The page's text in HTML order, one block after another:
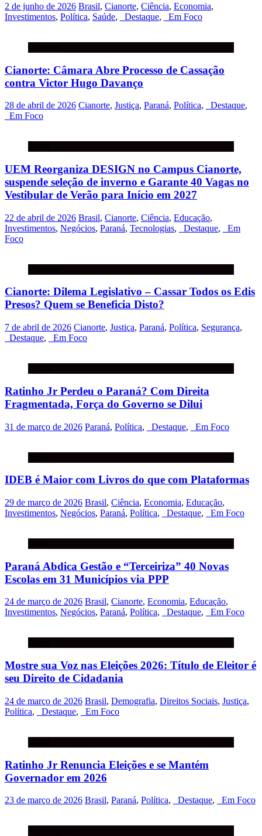
2 de junho de 2026 Brasil, Cianorte, Ciência, Economia,
Investimentos, Política, Saúde, _Destaque, _Em Foco
Cianorte: Câmara Abre Processo de Cassação
contra Victor Hugo Davanço
28 de abril de 2026 Cianorte, Justiça, Paraná, Política, _Destaque,
_Em Foco
UEM Reorganiza DESIGN no Campus Cianorte,
suspende seleção de inverno e Garante 40 Vagas no
Vestibular de Verão para Início em 2027
22 de abril de 2026 Brasil, Cianorte, Ciência, Educação,
Investimentos, Negócios, Paraná, Tecnologias, _Destaque,
_Em
Foco
Cianorte: Dilema Legislativo – Cassar Todos os Edis
Presos? Quem se Beneficia Disto?
7 de abril de 2026 Cianorte, Justiça, Paraná, Política, Segurança,
_Destaque, _Em Foco
Ratinho Jr Perdeu o Paraná? Com Direita
Fragmentada, Força do Governo se Dilui
31 de março de 2026 Paraná, Política, _Destaque, _Em Foco
IDEB é Maior com Livros do que com Plataformas
29 de março de 2026 Brasil, Ciência, Economia, Educação,
Investimentos, Negócios, Paraná, Política, _Destaque, _Em Foco
Paraná Abdica Gestão e “Terceiriza” 40 Novas
Escolas em 31 Municípios via PPP
24 de março de 2026 Brasil, Cianorte, Economia, Educação,
Investimentos, Negócios, Paraná, Política, _Destaque, _Em Foco
Mostre sua Voz nas Eleições 2026: Título de Eleitor é
seu Direito de Cidadania
24 de março de 2026 Brasil, Demografia, Direitos Sociais, Justiça,
Política, _Destaque, _Em Foco
Ratinho Jr Renuncia Eleições e se Mantém
Governador em 2026
23 de março de 2026 Brasil, Paraná, Política, _Destaque, _Em Foco